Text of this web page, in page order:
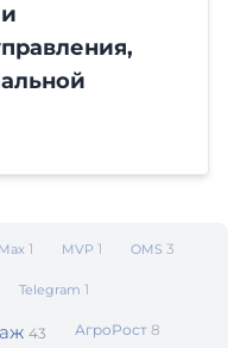
Max 1 MVP 1 OMS 3
Telegram 1
43 АгроРост 8